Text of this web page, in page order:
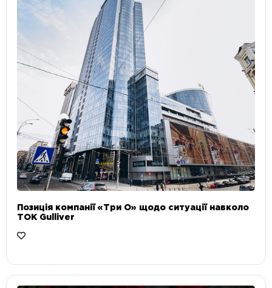
Позиція компанії «Три О» щодо ситуації навколо
ТОК Gulliver